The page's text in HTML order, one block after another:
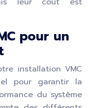
pour un
installation VMC
pour garantir la
du système